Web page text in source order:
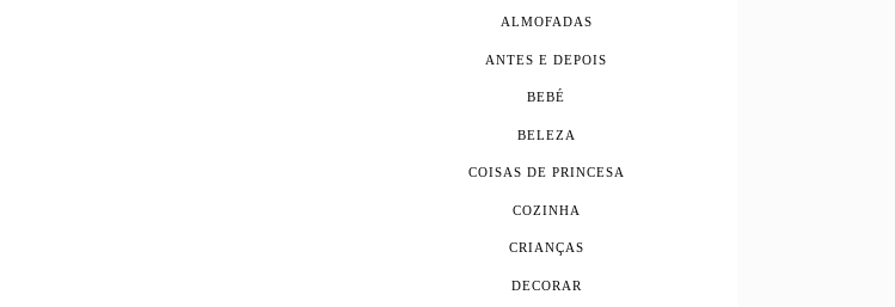
ALMOFADAS
ANTES E DEPOIS
BEBÉ
BELEZA
COISAS DE PRINCESA
COZINHA
CRIANÇAS
DECORAR